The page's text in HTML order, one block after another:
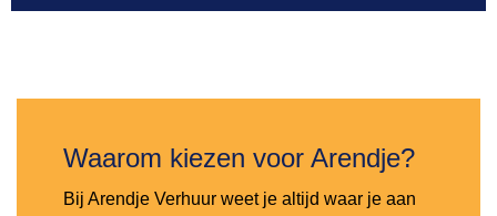
Waarom kiezen voor Arendje?
Bij Arendje Verhuur weet je altijd waar je aan